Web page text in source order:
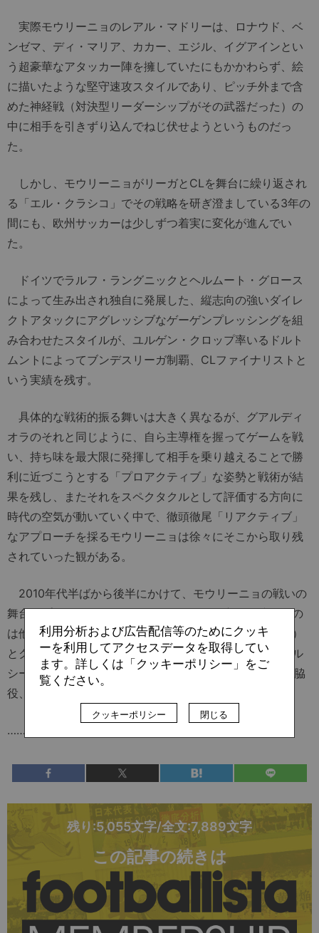
実際モウリーニョのレアル・マドリーは、ロナウド、ベ
ンゼマ、ディ・マリア、カカー、エジル、イグアインとい
う超豪華なアタッカー陣を擁していたにもかかわらず、絵
に描いたような堅守速攻スタイルであり、ピッチ外まで含
めた神経戦（対決型リーダーシップがその武器だった）の
中に相手を引きずり込んでねじ伏せようというものだっ
た。
しかし、モウリーニョがリーガとCLを舞台に繰り返され
る「エル・クラシコ」でその戦略を研ぎ澄ましている3年の
間にも、欧州サッカーは少しずつ着実に変化が進んでい
た。
ドイツでラルフ・ラングニックとヘルムート・グロース
によって生み出され独自に発展した、縦志向の強いダイレ
クトアタックにアグレッシブなゲーゲンプレッシングを組
み合わせたスタイルが、ユルゲン・クロップ率いるドルト
ムントによってブンデスリーガ制覇、CLファイナリストと
いう実績を残す。
具体的な戦術的振る舞いは大きく異なるが、グアルディ
オラのそれと同じように、自ら主導権を握ってゲームを戦
い、持ち味を最大限に発揮して相手を乗り越えることで勝
利に近づこうとする「プロアクティブ」な姿勢と戦術が結
果を残し、またそれをスペクタクルとして評価する方向に
時代の空気が動いていく中で、徹頭徹尾「リアクティブ」
なアプローチを採るモウリーニョは徐々にそこから取り残
されていった観がある。
2010年代半ばから後半にかけて、モウリーニョの戦いの
舞台はプレミアリーグに移ったが、そこで主役を演じたの
は他でもないグアルディオラ（マンチェスター・シティ）
とクロップ（リバプール）であり、モウリーニョはチェル
シー2年目の14-15にリーグを制覇したものの、その後は脇
役、時には悪役へと「役柄」が移っていくことになる。
……
残り:5,055文字/全文:7,889文字
この記事の続きは
利用分析および広告配信等のためにクッキ
ーを利用してアクセスデータを取得してい
ます。詳しくは「クッキーポリシー」をご
覧ください。
クッキーポリシー 閉じる